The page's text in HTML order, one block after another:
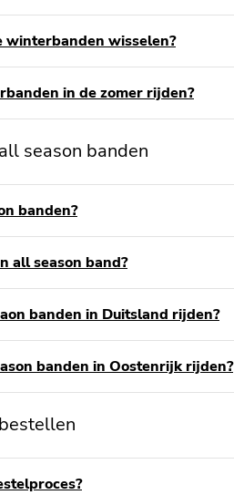
winterbanden wisselen?
in de zomer rijden?
season banden
banden?
all season band?
banden in Duitsland rijden?
banden in Oostenrijk rijden?